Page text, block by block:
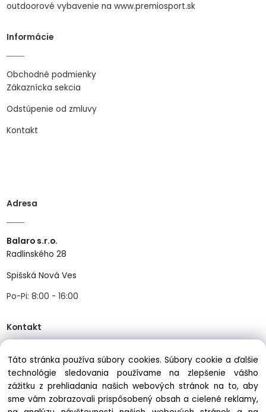
outdoorové vybavenie na www.premiosport.sk
Informácie
Obchodné podmienky
Zákaznícka sekcia
Odstúpenie od zmluvy
Kontakt
Adresa
Balaro s.r.o.
Radlinského 28
Spišská Nová Ves
Po-Pi: 8:00 - 16:00
Kontakt
Tel:+421534466489
Mail:info@balastav.sk
Táto stránka používa súbory cookies. Súbory cookie a ďalšie
technológie sledovania používame na zlepšenie vášho
zážitku z prehliadania našich webových stránok na to, aby
sme vám zobrazovali prispôsobený obsah a cielené reklamy,